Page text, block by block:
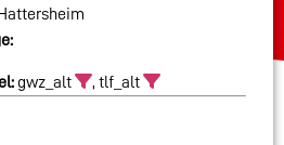
gwz_alt
, tlf_alt